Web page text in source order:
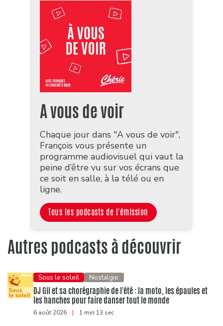
A vous de voir
Chaque jour dans "A vous de voir",
François vous présente un
programme audiovisuel qui vaut la
peine d’être vu sur vos écrans que
ce soit en salle, à la télé ou en
ligne.
Tous les podcasts de l'émission
Autres podcasts à découvrir
Sous le soleil Nostalgie
DJ Gil et sa chorégraphie de l'été : la moto, les épaules et
les hanches pour faire danser tout le monde
6 août 2026 | 1 min 13 sec